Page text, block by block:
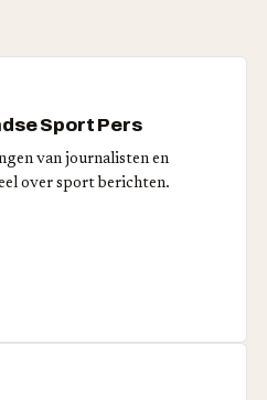
Sport Pers
van journalisten en
over sport berichten.